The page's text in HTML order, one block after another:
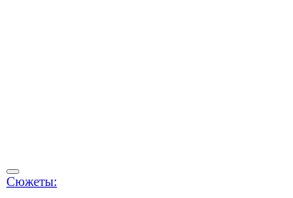
Сюжеты: